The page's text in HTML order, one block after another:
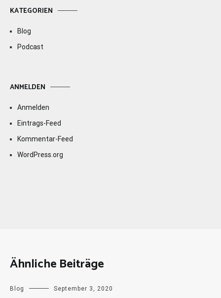
KATEGORIEN
Blog
Podcast
ANMELDEN
Anmelden
Eintrags-Feed
Kommentar-Feed
WordPress.org
Ähnliche Beiträge
Blog September 3, 2020